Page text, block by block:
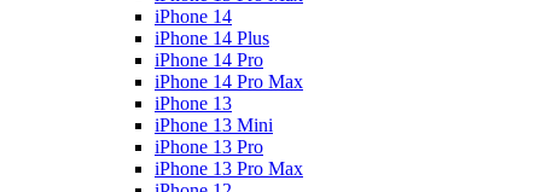
iPhone 14
iPhone 14 Plus
iPhone 14 Pro
iPhone 14 Pro Max
iPhone 13
iPhone 13 Mini
iPhone 13 Pro
iPhone 13 Pro Max